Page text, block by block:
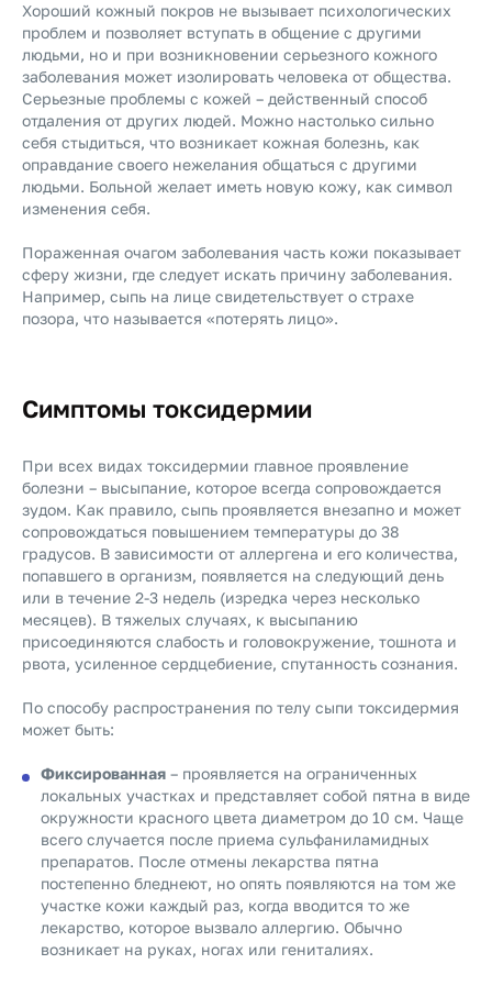
Хороший кожный покров не вызывает психологических
проблем и позволяет вступать в общение с другими
людьми, но и при возникновении серьезного кожного
заболевания может изолировать человека от общества.
Серьезные проблемы с кожей – действенный способ
отдаления от других людей. Можно настолько сильно
себя стыдиться, что возникает кожная болезнь, как
оправдание своего нежелания общаться с другими
людьми. Больной желает иметь новую кожу, как символ
изменения себя.
Пораженная очагом заболевания часть кожи показывает
сферу жизни, где следует искать причину заболевания.
Например, сыпь на лице свидетельствует о страхе
позора, что называется «потерять лицо».
Симптомы токсидермии
При всех видах токсидермии главное проявление
болезни – высыпание, которое всегда сопровождается
зудом. Как правило, сыпь проявляется внезапно и может
сопровождаться повышением температуры до 38
градусов. В зависимости от аллергена и его количества,
попавшего в организм, появляется на следующий день
или в течение 2-3 недель (изредка через несколько
месяцев). В тяжелых случаях, к высыпанию
присоединяются слабость и головокружение, тошнота и
рвота, усиленное сердцебиение, спутанность сознания.
По способу распространения по телу сыпи токсидермия
может быть:
Фиксированная – проявляется на ограниченных
локальных участках и представляет собой пятна в виде
окружности красного цвета диаметром до 10 см. Чаще
всего случается после приема сульфаниламидных
препаратов. После отмены лекарства пятна
постепенно бледнеют, но опять появляются на том же
участке кожи каждый раз, когда вводится то же
лекарство, которое вызвало аллергию. Обычно
возникает на руках, ногах или гениталиях.